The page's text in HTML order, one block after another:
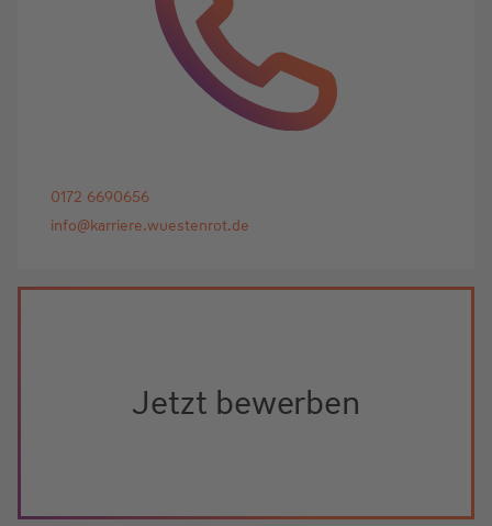
0172 6690656
info@karriere.wuestenrot.de
Jetzt bewerben